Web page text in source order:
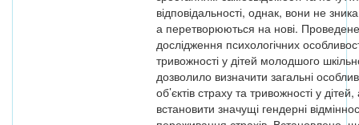
відповідальності, однак, вони не
а перетворюються на нові.
дослідження психологічних
тривожності у дітей молодшого
дозволило визначити загальні
об’єктів страху та тривожності у
встановити значущі гендерні